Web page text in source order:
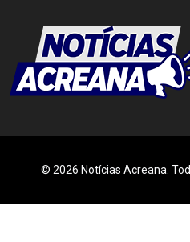
© 2026 Notícias Acreana.